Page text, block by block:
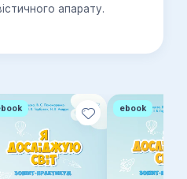
апарату.
ebook